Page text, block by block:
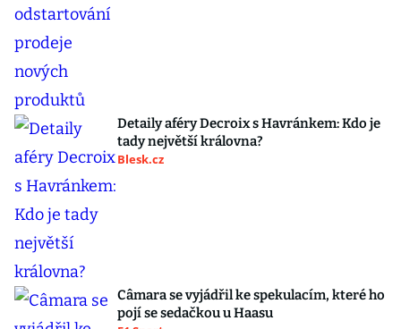
Detaily aféry Decroix s Havránkem: Kdo je
tady největší královna?
Blesk.cz
Câmara se vyjádřil ke spekulacím, které ho
pojí se sedačkou u Haasu